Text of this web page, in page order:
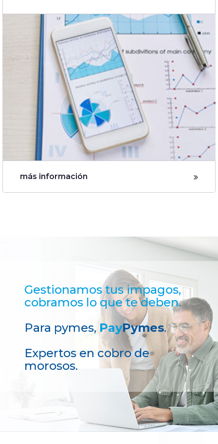
más información
Gestionamos tus impagos,
cobramos lo que te deben.
Para pymes, PayPymes.
Expertos en cobro de
morosos.